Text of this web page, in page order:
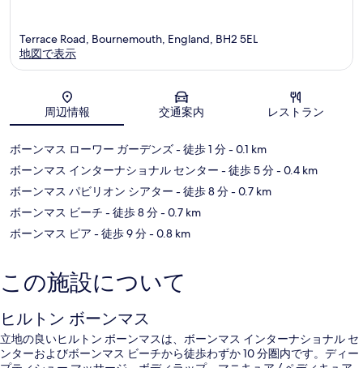
地図
Terrace Road, Bournemouth, England, BH2 5EL
地図で表示
周辺情報 交通案内 レストラン
ボーンマス ローワー ガーデンズ- 徒歩 1 分- 0.1 km
ボーンマス インターナショナル センター - 徒歩 5 分- 0.4 km
ボーンマス パビリオン シアター - 徒歩 8 分- 0.7 km
ボーンマス ビーチ - 徒歩 8 分- 0.7 km
ボーンマス ピア - 徒歩 9 分- 0.8 km
この施設について
ヒルトン ボーンマス
立地の良いヒルトン ボーンマスは、ボーンマス インターナショナル セ
ンターおよびボーンマス ビーチから徒歩わずか 10 分圏内です。ディー